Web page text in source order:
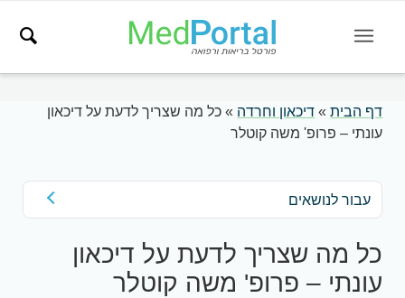
דף הבית» דיכאון וחרדה » כל מה שצריך לדעת על דיכאון
עונתי – פרופ' משה קוטלר
עבור לנושאים
כל מה שצריך לדעת על דיכאון
עונתי – פרופ' משה קוטלר